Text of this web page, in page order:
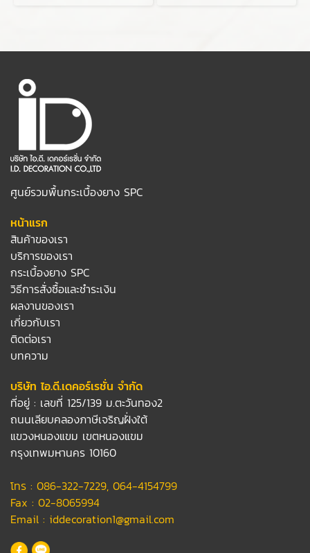
ศูนย์รวมพื้นกระเบื้องยาง SPC
หน้าแรก
สินค้าของเรา
บริการของเรา
กระเบื้องยาง SPC
วิธีการสั่งซื้อและชำระเงิน
ผลงานของเรา
เกี่ยวกับเรา
ติดต่อเรา
บทความ
บริษัท ไอ.ดี.เดคอร์เรชั่น จำกัด
ที่อยู่ : เลขที่ 125/139 ม.ตะวันทอง2
ถนนเลียบคลองภาษีเจริญฝั่งใต้
แขวงหนองแขม เขตหนองแขม
กรุงเทพมหานคร 10160
โทร : 086-322-7229, 064-4154799
Fax : 02-8065994
Email : iddecoration1@gmail.com